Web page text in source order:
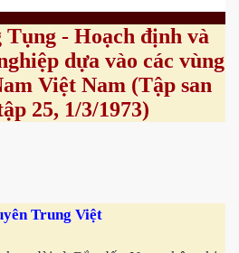
Tụng - Hoạch định và
dựa vào các vùng
Việt Nam (Tập san
25, 1/3/1973)
Trung Việt